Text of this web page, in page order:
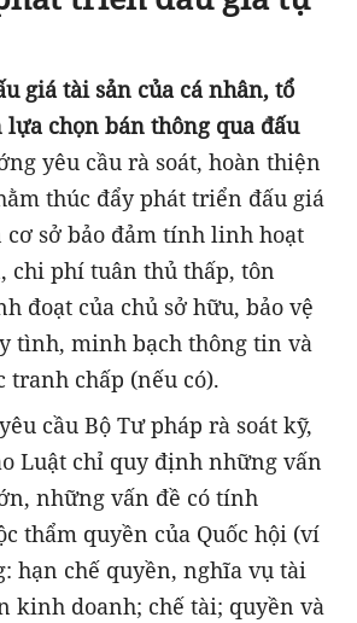
giá tài sản của cá nhân, tổ
chọn bán thông qua đấu
yêu cầu rà soát, hoàn thiện
thúc đẩy phát triển đấu giá
sở bảo đảm tính linh hoạt
chi phí tuân thủ thấp, tôn
đoạt của chủ sở hữu, bảo vệ
tình, minh bạch thông tin và
tranh chấp (nếu có).
cầu Bộ Tư pháp rà soát kỹ,
Luật chỉ quy định những vấn
những vấn đề có tính
thẩm quyền của Quốc hội (ví
hạn chế quyền, nghĩa vụ tài
kinh doanh; chế tài; quyền và